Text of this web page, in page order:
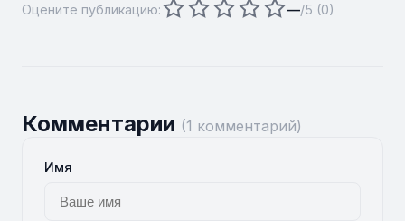
Оцените публикацию: —/5 (0)
Комментарии (1 комментарий)
Имя